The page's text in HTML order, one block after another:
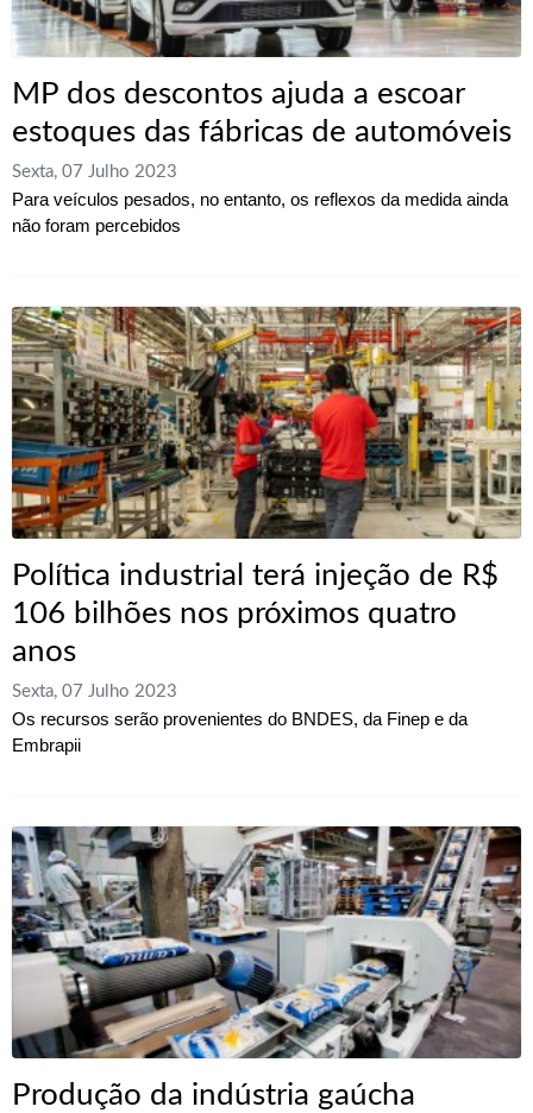
MP dos descontos ajuda a escoar
estoques das fábricas de automóveis
Sexta, 07 Julho 2023
Para veículos pesados, no entanto, os reflexos da medida ainda
não foram percebidos
Política industrial terá injeção de R$
106 bilhões nos próximos quatro
anos
Sexta, 07 Julho 2023
Os recursos serão provenientes do BNDES, da Finep e da
Embrapii
Produção da indústria gaúcha